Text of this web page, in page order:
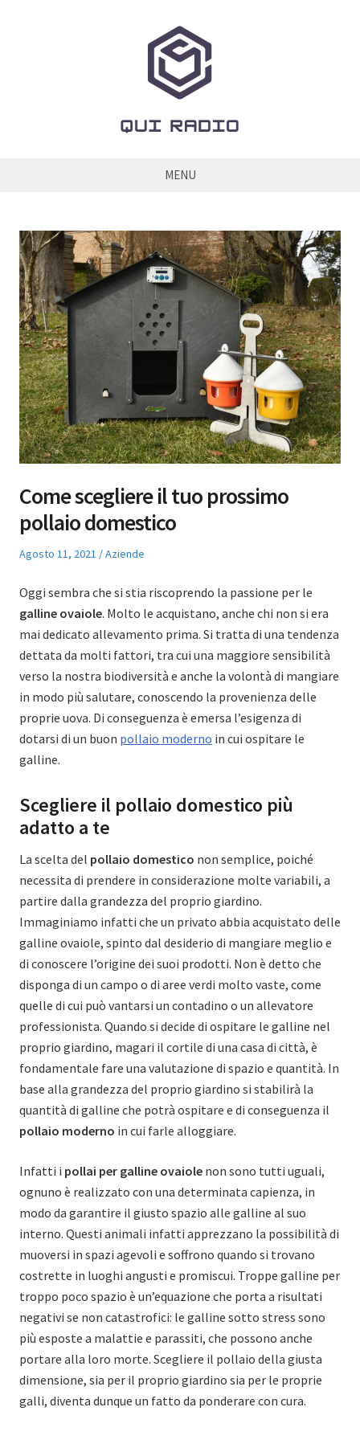
MENU
Come scegliere il tuo prossimo
pollaio domestico
Posted
Agosto 11, 2021
Posted
Aziende
Oggi sembra che si stia riscoprendo la passione per le
galline ovaiole. Molto le acquistano, anche chi non si era
mai dedicato allevamento prima. Si tratta di una tendenza
dettata da molti fattori, tra cui una maggiore sensibilità
verso la nostra biodiversità e anche la volontà di mangiare
in modo più salutare, conoscendo la provenienza delle
proprie uova. Di conseguenza è emersa l’esigenza di
dotarsi di un buon pollaio moderno in cui ospitare le
galline.
Scegliere il pollaio domestico più
adatto a te
La scelta del pollaio domestico non semplice, poiché
necessita di prendere in considerazione molte variabili, a
partire dalla grandezza del proprio giardino.
Immaginiamo infatti che un privato abbia acquistato delle
galline ovaiole, spinto dal desiderio di mangiare meglio e
di conoscere l’origine dei suoi prodotti. Non è detto che
disponga di un campo o di aree verdi molto vaste, come
quelle di cui può vantarsi un contadino o un allevatore
professionista. Quando si decide di ospitare le galline nel
proprio giardino, magari il cortile di una casa di città, è
fondamentale fare una valutazione di spazio e quantità. In
base alla grandezza del proprio giardino si stabilirà la
quantità di galline che potrà ospitare e di conseguenza il
pollaio moderno in cui farle alloggiare.
Infatti i pollai per galline ovaiole non sono tutti uguali,
ognuno è realizzato con una determinata capienza, in
modo da garantire il giusto spazio alle galline al suo
interno. Questi animali infatti apprezzano la possibilità di
muoversi in spazi agevoli e soffrono quando si trovano
costrette in luoghi angusti e promiscui. Troppe galline per
troppo poco spazio è un’equazione che porta a risultati
negativi se non catastrofici: le galline sotto stress sono
più esposte a malattie e parassiti, che possono anche
portare alla loro morte. Scegliere il pollaio della giusta
dimensione, sia per il proprio giardino sia per le proprie
galli, diventa dunque un fatto da ponderare con cura.